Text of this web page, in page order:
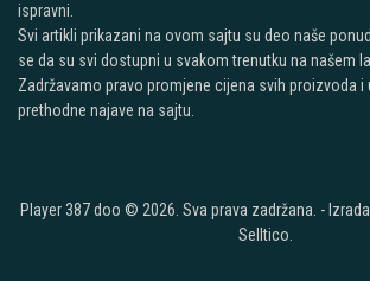
ispravni.
Svi artikli prikazani na ovom sajtu su deo naše
se da su svi dostupni u svakom trenutku na našem
Zadržavamo pravo promjene cijena svih proizvoda i
prethodne najave na sajtu.
Player 387 doo © 2026. Sva prava zadržana. -
Selltico.